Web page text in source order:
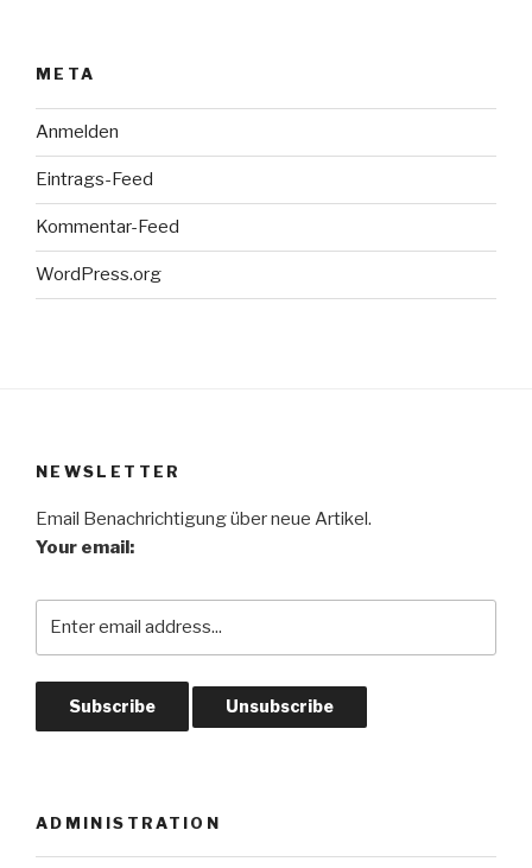
META
Anmelden
Eintrags-Feed
Kommentar-Feed
WordPress.org
NEWSLETTER
Email Benachrichtigung über neue Artikel.
Your email:
ADMINISTRATION